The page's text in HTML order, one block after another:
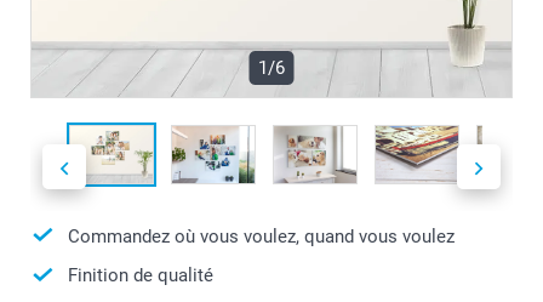
1/6
Commandez où vous voulez, quand vous voulez
Finition de qualité